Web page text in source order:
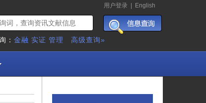
用户登录 English
： 金融 实证 管理 高级查询»